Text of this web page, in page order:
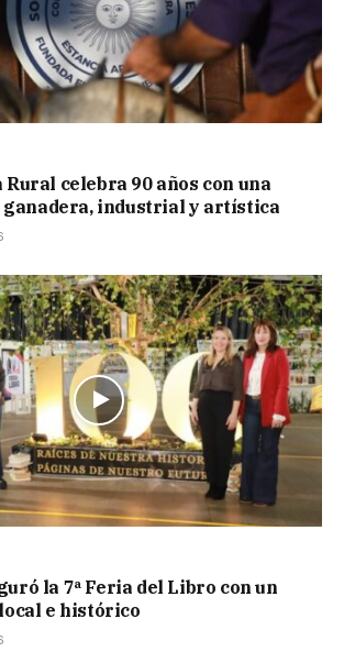
celebra 90 años con una
ganadera, industrial y artística
la 7ª Feria del Libro con un
e histórico